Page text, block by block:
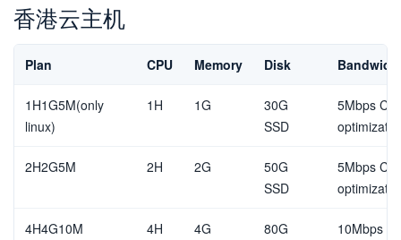
香港云主机
Plan CPU Memory Disk
1H1G5M(only
linux)
1H 1G
30G
SSD
5Mbps
2H2G5M 2H 2G
50G
SSD
5Mbps
4H4G10M 4H 4G
80G
10Mbps